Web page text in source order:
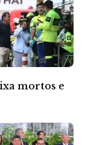
mortos e